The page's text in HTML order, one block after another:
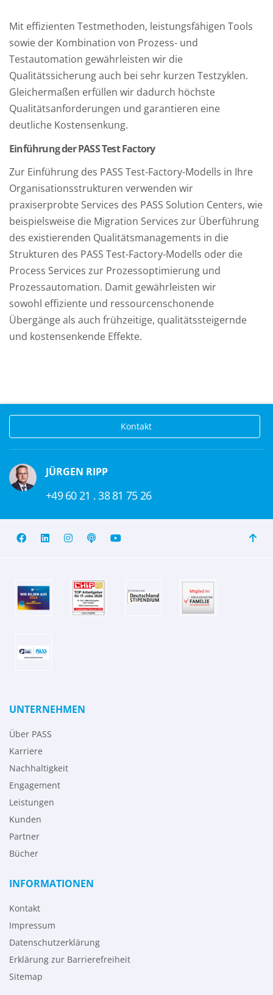
Mit effizienten Testmethoden, leistungsfähigen Tools
sowie der Kombination von Prozess- und
Testautomation gewährleisten wir die
Qualitätssicherung auch bei sehr kurzen Testzyklen.
Gleichermaßen erfüllen wir dadurch höchste
Qualitätsanforderungen und garantieren eine
deutliche Kostensenkung.
Einführung der PASS Test Factory
Zur Einführung des PASS Test-Factory-Modells in Ihre
Organisationsstrukturen verwenden wir
praxiserprobte Services des PASS Solution Centers, wie
beispielsweise die Migration Services zur Überführung
des existierenden Qualitätsmanagements in die
Strukturen des PASS Test-Factory-Modells oder die
Process Services zur Prozessoptimierung und
Prozessautomation. Damit gewährleisten wir
sowohl effiziente und ressourcenschonende
Übergänge als auch frühzeitige, qualitätssteigernde
und kostensenkende Effekte.
Kontakt
JÜRGEN RIPP
+49 60 21 . 38 81 75 26
UNTERNEHMEN
Über PASS
Karriere
Nachhaltigkeit
Engagement
Leistungen
Kunden
Partner
Bücher
INFORMATIONEN
Kontakt
Impressum
Datenschutzerklärung
Erklärung zur Barrierefreiheit
Sitemap